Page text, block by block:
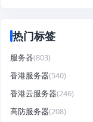
热门标签
服务器(803)
香港服务器(540)
香港云服务器(246)
高防服务器(208)